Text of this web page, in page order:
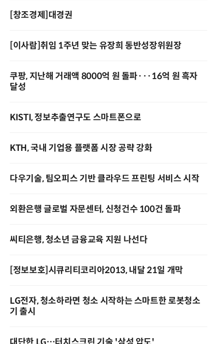
[창조경제]대경권
[이사람]취임 1주년 맞는 유장희 동반성장위원장
쿠팡, 지난해 거래액 8000억 원 돌파···16억 원 흑자
달성
KISTI, 정보추출연구도 스마트폰으로
KTH, 국내 기업용 플랫폼 시장 공략 강화
다우기술, 팀오피스 기반 클라우드 프린팅 서비스 시작
외환은행 글로벌 자문센터, 신청건수 100건 돌파
씨티은행, 청소년 금융교육 지원 나선다
[정보보호]시큐리티코리아2013, 내달 21일 개막
LG전자, 청소하라면 청소 시작하는 스마트한 로봇청소
기 출시